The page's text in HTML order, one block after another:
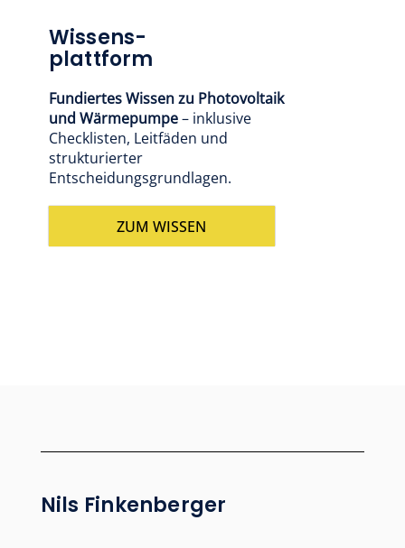
Wissens-
plattform
Fundiertes Wissen zu Photovoltaik
und Wärmepumpe– inklusive
Checklisten, Leitfäden und
strukturierter
Entscheidungsgrundlagen.
ZUM WISSEN
Nils Finkenberger